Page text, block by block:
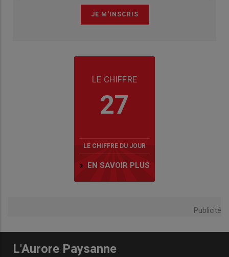
LE CHIFFRE
27
LE CHIFFRE DU JOUR
EN SAVOIR PLUS
Publicité
L'Aurore Paysanne